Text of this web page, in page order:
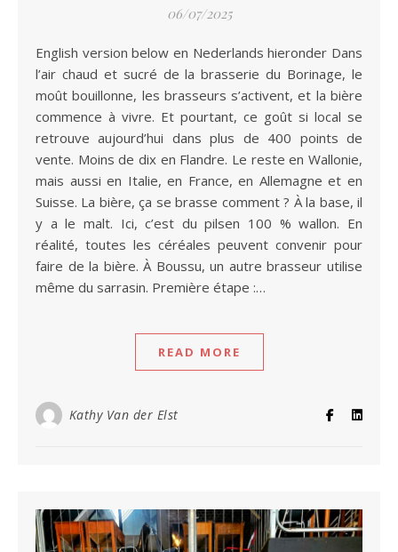
06/07/2025
English version below en Nederlands hieronder Dans
l’air chaud et sucré de la brasserie du Borinage, le
moût bouillonne, les brasseurs s’activent, et la bière
commence à vivre. Et pourtant, ce goût si local se
retrouve aujourd’hui dans plus de 400 points de
vente. Moins de dix en Flandre. Le reste en Wallonie,
mais aussi en Italie, en France, en Allemagne et en
Suisse. La bière, ça se brasse comment ? À la base, il
y a le malt. Ici, c’est du pilsen 100 % wallon. En
réalité, toutes les céréales peuvent convenir pour
faire de la bière. À Boussu, un autre brasseur utilise
même du sarrasin. Première étape :…
READ MORE
Kathy Van der Elst